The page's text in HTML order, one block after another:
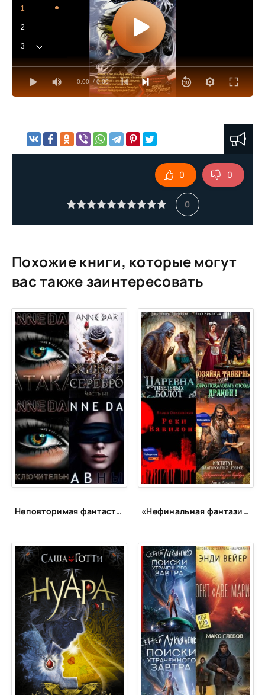
0:00 / 0:00
1
2
3
4
17
18
19
20
21
0
0 0
Похожие книги, которые могут
вас также заинтересовать
Неповторимая фантастика Anne Dar в аудио «Нефинальная фантазия»: лонг-лист